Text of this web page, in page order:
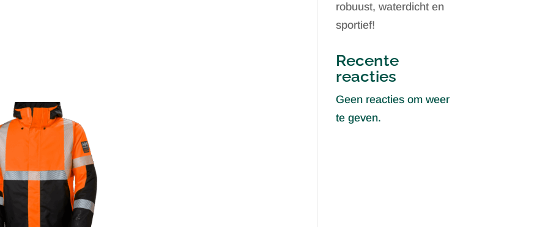
robuust, waterdicht en
sportief!
Recente
reacties
Geen reacties om weer
te geven.